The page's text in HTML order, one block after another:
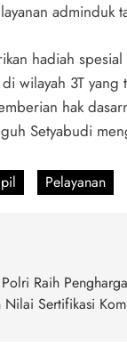
adminduk
hadiah
wilayah 3T
hak
Setyabudi
Pelayanan
Raih
Nilai Sertifikasi